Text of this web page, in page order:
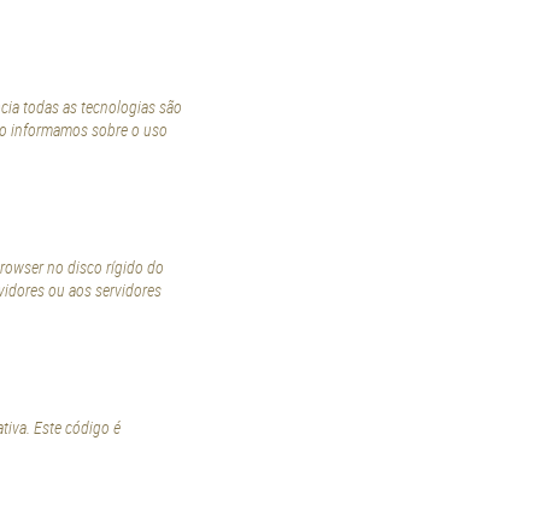
todas as tecnologias são
informamos sobre o uso
no disco rígido do
ou aos servidores
Este código é